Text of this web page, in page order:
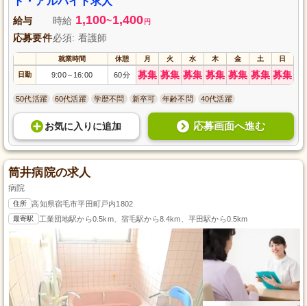
給与 時給 1,100~1,400 円
応募要件必須: 看護師
就業時間 休憩 月 火 水 木 金 土 日
日勤 9:00～ 16:00 60分 募集 募集 募集 募集 募集 募集 募集
50代活躍 60代活躍 学歴不問 新卒可 年齢不問 40代活躍
お気に入り に追加 応募画面へ進む
筒井病院の求人
病院
住所 高知県宿毛市平田町戸内1802
最寄駅 工業団地駅から0.5km、宿毛駅から8.4km、平田駅から0.5km